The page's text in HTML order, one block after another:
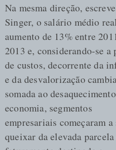
Na mesma direção, escreve
Singer, o salário médio
aumento de 13% entre
2013 e, considerando-se a
de custos, decorrente da
e da desvalorização
somada ao
economia, segmentos
empresariais começaram a
queixar da elevada